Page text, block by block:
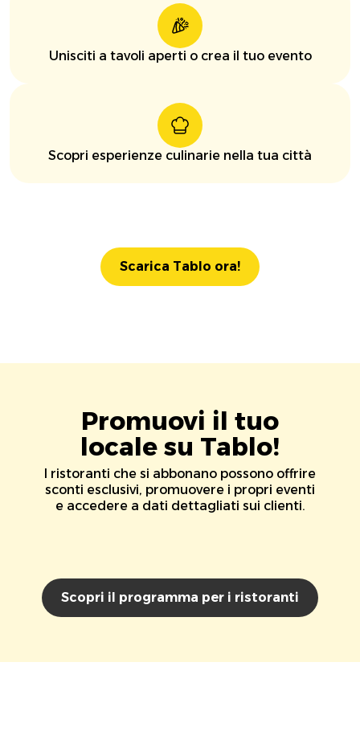
Unisciti a tavoli aperti o crea il tuo evento
Scopri esperienze culinarie nella tua città
Scarica Tablo ora!
Promuovi il tuo
locale su Tablo!
I ristoranti che si abbonano possono offrire
sconti esclusivi, promuovere i propri eventi
e accedere a dati dettagliati sui clienti.
Scopri il programma per i ristoranti